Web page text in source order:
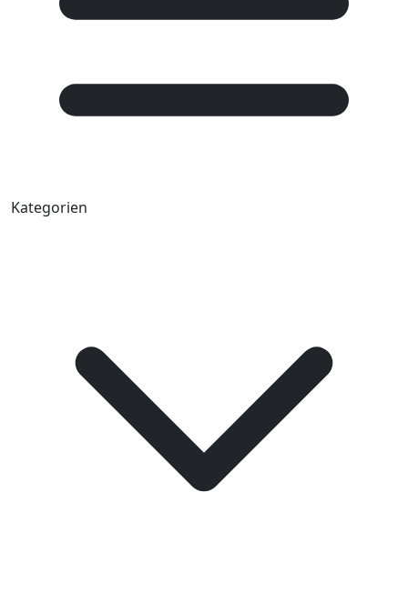
Kategorien